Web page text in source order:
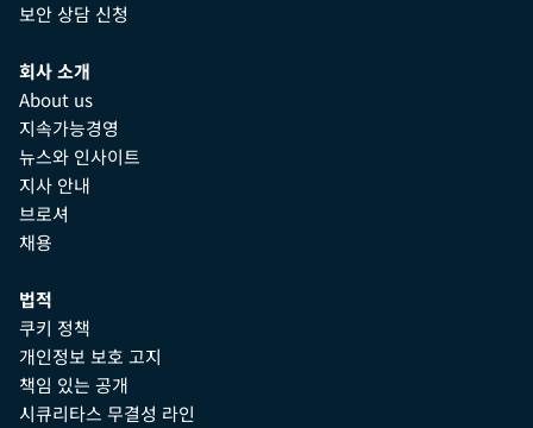
보안 상담 신청
회사 소개
About us
지속가능경영
뉴스와 인사이트
지사 안내
브로셔
채용
법적
쿠키 정책
개인정보 보호 고지
책임 있는 공개
시큐리타스 무결성 라인